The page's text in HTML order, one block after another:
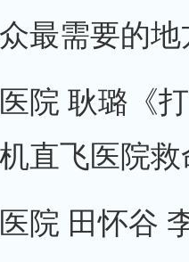
最需要的
院 耿璐《
直飞医院救
院 田怀谷